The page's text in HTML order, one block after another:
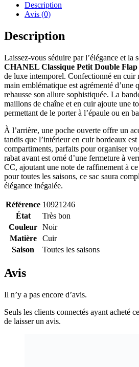
Description
Avis (0)
Description
Laissez-vous séduire par l’élégance et la
CHANEL Classique Petit Double Flap
de luxe intemporel. Confectionné en cuir
main emblématique est agrémenté d’une
rehausse son allure sophistiquée. La
maillons de chaîne et en cuir ajoute une
permettant de le porter à l’épaule ou en
À l’arrière, une poche ouverte offre un
tandis que l’intérieur en cuir bordeaux
compartiments, parfaits pour organiser
rabat avant est orné d’une fermeture à
CC, ajoutant une note de raffinement à
pour toutes les saisons, ce sac saura
élégance inégalée.
Référence 10921246
État
Très bon
Couleur Noir
Matière
Cuir
Saison
Toutes les saisons
Avis
Il n’y a pas encore d’avis.
Seuls les clients connectés ayant acheté
de laisser un avis.